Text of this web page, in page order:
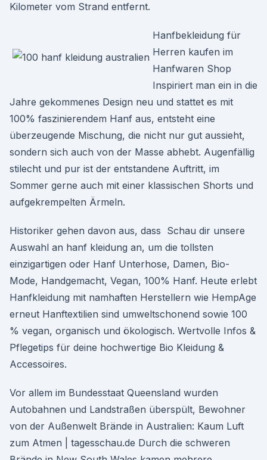
Kilometer vom Strand entfernt.
Hanfbekleidung für
Herren kaufen im
Hanfwaren Shop
Inspiriert man ein in die
Jahre gekommenes Design neu und stattet es mit
100% faszinierendem Hanf aus, entsteht eine
überzeugende Mischung, die nicht nur gut aussieht,
sondern sich auch von der Masse abhebt. Augenfällig
stilecht und pur ist der entstandene Auftritt, im
Sommer gerne auch mit einer klassischen Shorts und
aufgekrempelten Ärmeln.
Historiker gehen davon aus, dass Schau dir unsere
Auswahl an hanf kleidung an, um die tollsten
einzigartigen oder Hanf Unterhose, Damen, Bio-
Mode, Handgemacht, Vegan, 100% Hanf. Heute erlebt
Hanfkleidung mit namhaften Herstellern wie HempAge
erneut Hanftextilien sind umweltschonend sowie 100
% vegan, organisch und ökologisch. Wertvolle Infos &
Pflegetips für deine hochwertige Bio Kleidung &
Accessoires.
Vor allem im Bundesstaat Queensland wurden
Autobahnen und Landstraßen überspült, Bewohner
von der Außenwelt Brände in Australien: Kaum Luft
zum Atmen | tagesschau.de Durch die schweren